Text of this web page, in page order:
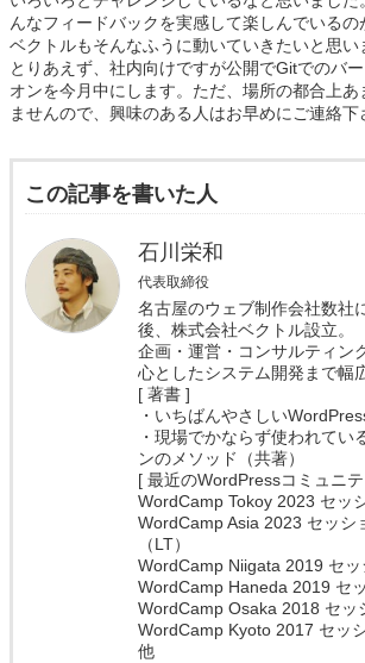
んなフィードバックを実感して楽しんでいるの
ベクトルもそんなふうに動いていきたいと思い
とりあえず、社内向けですが公開でGitでのバ
オンを今月中にします。ただ、場所の都合上
ませんので、興味のある人はお早めにご連絡下
この記事を書いた人
石川栄和
代表取締役
名古屋のウェブ制作会社数社
後、株式会社ベクトル設立。
企画・運営・コンサルティン
心としたシステム開発まで幅
[ 著書 ]
・いちばんやさしい
・現場でかならず使われてい
ンのメソッド（共著）
[ 最近のWordPressコミュニ
WordCamp Tokoy 2023 セッ
WordCamp Asia 2023 セッシ
（LT）
WordCamp Niigata 2019 セ
WordCamp Haneda 2019 セ
WordCamp Osaka 2018 セッ
WordCamp Kyoto 2017 セッ
他